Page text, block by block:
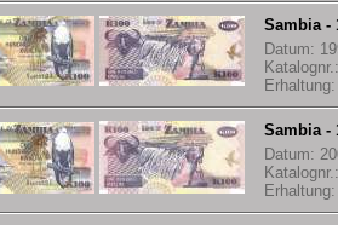
Sambia -
Datum:
Sambia -
Datum: